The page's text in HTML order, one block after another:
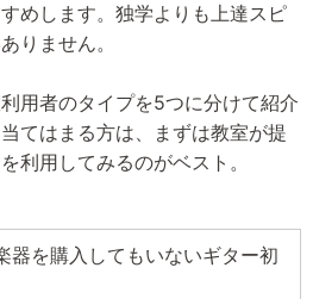
めします。独学よりも上達スピ
りません。
用者のタイプを5つに分けて紹介
てはまる方は、まずは教室が提
利用してみるのがベスト。
器を購入してもいないギター初